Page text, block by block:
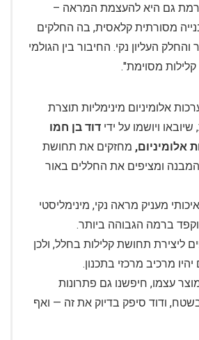
גם היא להעצמת המראה –
מסורתית קלאסית, בה החלקים
העליון נקי. החיבור בין הגולמי
מסוימת".
אלומיניום מינימליות תוצרת
דוד בן חמו
מחזקים את תחושת
המבנה ומציפים את החללים באור
מעניק מראה נקי, מינימליסטי
ברמה הגבוהה ביותר.
ליצירת תחושת קלילות בחלל, ולכן
מרכיב מרכזי בתכנון.
עצמו, חיפשנו גם פתרונות
בשטח, ודוד סיפק בדיוק את זה — ואף